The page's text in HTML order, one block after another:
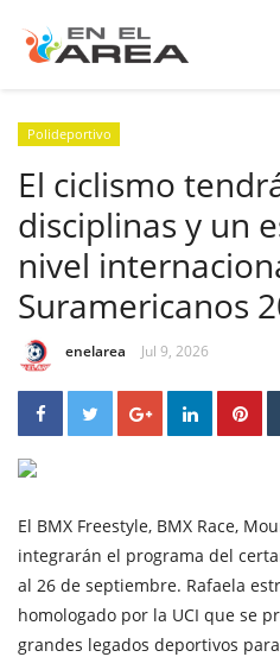
Polideportivo
El ciclismo
disciplinas y un
nivel
Suramericanos
enelarea Jul 9, 2026
El BMX Freestyle, BMX Race,
integrarán el programa del
al 26 de septiembre. Rafaela
homologado por la UCI que se
grandes legados deportivos